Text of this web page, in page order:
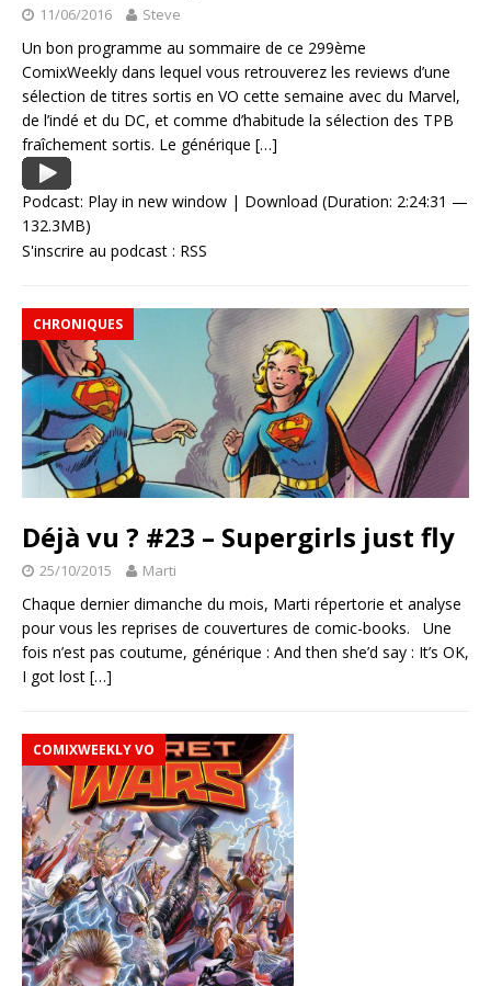
11/06/2016 Steve
Un bon programme au sommaire de ce 299ème
ComixWeekly dans lequel vous retrouverez les reviews d’une
sélection de titres sortis en VO cette semaine avec du Marvel,
de l’indé et du DC, et comme d’habitude la sélection des TPB
fraîchement sortis. Le générique […]
Podcast: Play in new window | Download (Duration: 2:24:31 —
132.3MB)
S'inscrire au podcast : RSS
CHRONIQUES
Déjà vu ? #23 – Supergirls just fly
25/10/2015 Marti
Chaque dernier dimanche du mois, Marti répertorie et analyse
pour vous les reprises de couvertures de comic-books. Une
fois n’est pas coutume, générique : And then she’d say : It’s OK,
I got lost […]
COMIXWEEKLY VO